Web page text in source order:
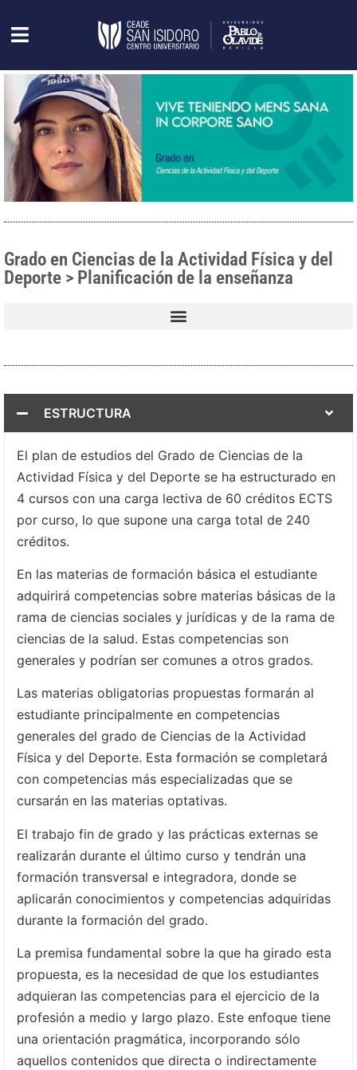
Grado en Ciencias de la Actividad Física y del
Deporte > Planificación de la enseñanza
ESTRUCTURA
El plan de estudios del Grado de Ciencias de la
Actividad Física y del Deporte se ha estructurado en
4 cursos con una carga lectiva de 60 créditos ECTS
por curso, lo que supone una carga total de 240
créditos.
En las materias de formación básica el estudiante
adquirirá competencias sobre materias básicas de la
rama de ciencias sociales y jurídicas y de la rama de
ciencias de la salud. Estas competencias son
generales y podrían ser comunes a otros grados.
Las materias obligatorias propuestas formarán al
estudiante principalmente en competencias
generales del grado de Ciencias de la Actividad
Física y del Deporte. Esta formación se completará
con competencias más especializadas que se
cursarán en las materias optativas.
El trabajo fin de grado y las prácticas externas se
realizarán durante el último curso y tendrán una
formación transversal e integradora, donde se
aplicarán conocimientos y competencias adquiridas
durante la formación del grado.
La premisa fundamental sobre la que ha girado esta
propuesta, es la necesidad de que los estudiantes
adquieran las competencias para el ejercicio de la
profesión a medio y largo plazo. Este enfoque tiene
una orientación pragmática, incorporando sólo
aquellos contenidos que directa o indirectamente